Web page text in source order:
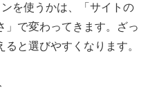
を使うかは、「サイトの
」で変わってきます。ざっ
と選びやすくなります。